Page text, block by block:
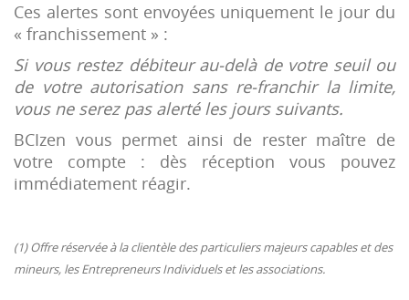
Ces alertes sont envoyées uniquement le jour du
« franchissement » :
Si vous restez débiteur au-delà de votre seuil ou
de votre autorisation sans re-franchir la limite,
vous ne serez pas alerté les jours suivants.
BCIzen vous permet ainsi de rester maître de
votre compte : dès réception vous pouvez
immédiatement réagir.
(1) Offre réservée à la clientèle des particuliers majeurs capables et des
mineurs, les Entrepreneurs Individuels et les associations.